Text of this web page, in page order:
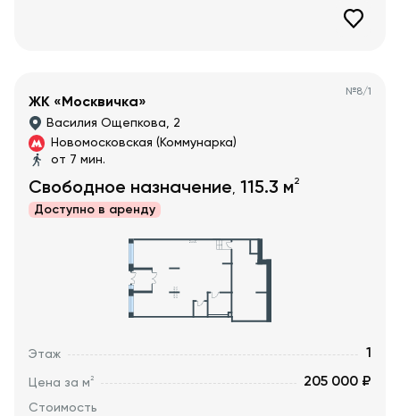
№8/1
ЖК «Москвичка»
Василия Ощепкова, 2
Новомосковская (Коммунарка)
от 7 мин.
Свободное назначение, 115.3 м2
Доступно в аренду
Этаж 1
Цена за м2 205 000 ₽
Стоимость